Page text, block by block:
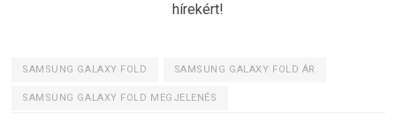
hírekért!
SAMSUNG GALAXY FOLD SAMSUNG GALAXY FOLD ÁR
SAMSUNG GALAXY FOLD MEGJELENÉS